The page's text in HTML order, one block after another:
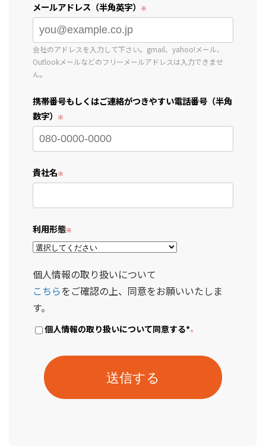
メールアドレス（半角英字）
会社のアドレスを入力して下さい。gmail、yahoo!メール、
Outlookメールなどのフリーメールアドレスは入力できませ
ん。
携帯番号もしくはご連絡がつきやすい電話番号（半角
数字）
貴社名
利用形態
個人情報の取り扱いについて
こちらをご確認の上、同意をお願いいたしま
す。
個人情報の取り扱いについて同意する*